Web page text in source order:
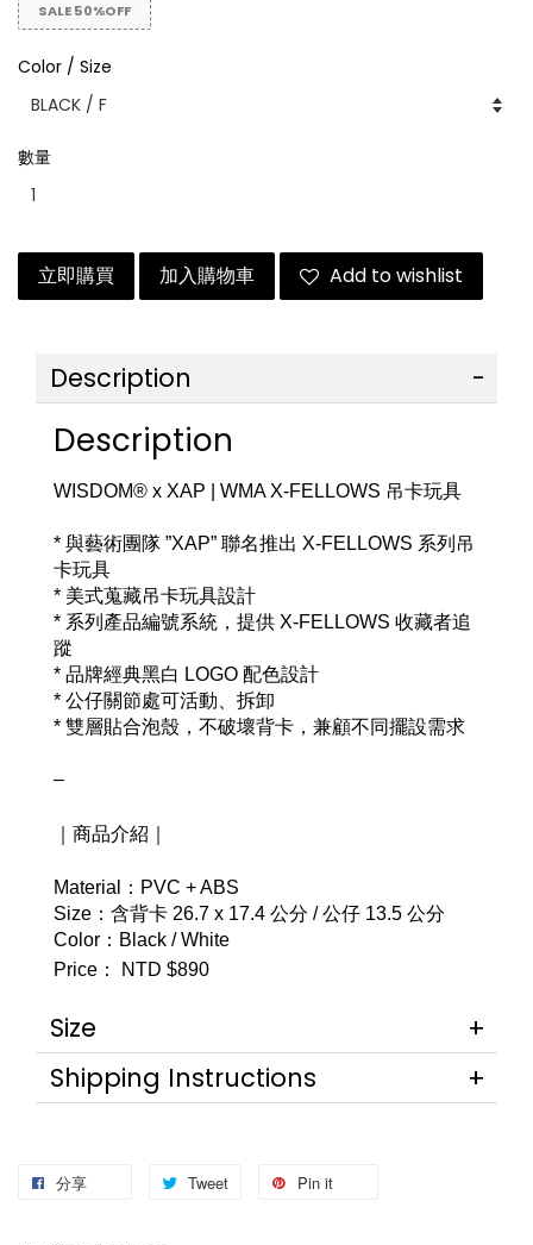
SALE 50%OFF
Color / Size
數量
立即購買 加入購物車 Add to wishlist
Description
Description
WISDOM® x XAP | WMA X-FELLOWS 吊卡玩具
* 與藝術團隊 ”XAP” 聯名推出 X-FELLOWS 系列吊
卡玩具
* 美式蒐藏吊卡玩具設計
* 系列產品編號系統，提供 X-FELLOWS 收藏者追
蹤
* 品牌經典黑白 LOGO 配色設計
* 公仔關節處可活動、拆卸
* 雙層貼合泡殼，不破壞背卡，兼顧不同擺設需求
–
｜商品介紹｜
Material：PVC + ABS
Size：含背卡 26.7 x 17.4 公分 / 公仔 13.5 公分
Color：Black / White
Price： NTD $890
Size
Shipping Instructions
分享 Tweet Pin it